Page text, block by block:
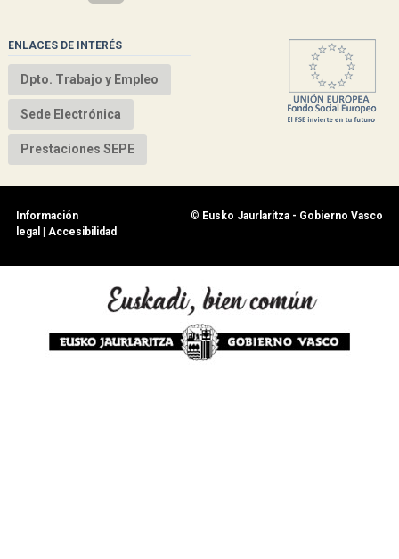
ENLACES DE INTERÉS
Dpto. Trabajo y Empleo
Sede Electrónica
Prestaciones SEPE
Información
legal
Accesibilidad
© Eusko Jaurlaritza - Gobierno Vasco